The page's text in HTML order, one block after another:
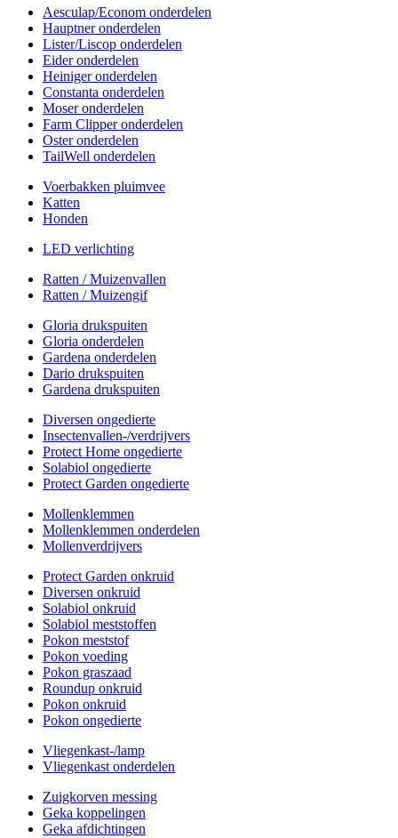
Aesculap/Econom onderdelen
Hauptner onderdelen
Lister/Liscop onderdelen
Eider onderdelen
Heiniger onderdelen
Constanta onderdelen
Moser onderdelen
Farm Clipper onderdelen
Oster onderdelen
TailWell onderdelen
Voerbakken pluimvee
Katten
Honden
LED verlichting
Ratten / Muizenvallen
Ratten / Muizengif
Gloria drukspuiten
Gloria onderdelen
Gardena onderdelen
Dario drukspuiten
Gardena drukspuiten
Diversen ongedierte
Insectenvallen-/verdrijvers
Protect Home ongedierte
Solabiol ongedierte
Protect Garden ongedierte
Mollenklemmen
Mollenklemmen onderdelen
Mollenverdrijvers
Protect Garden onkruid
Diversen onkruid
Solabiol onkruid
Solabiol meststoffen
Pokon meststof
Pokon voeding
Pokon graszaad
Roundup onkruid
Pokon onkruid
Pokon ongedierte
Vliegenkast-/lamp
Vliegenkast onderdelen
Zuigkorven messing
Geka koppelingen
Geka afdichtingen